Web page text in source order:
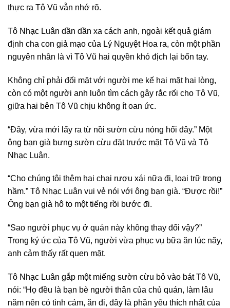
thực ra Tô Vũ vẫn nhớ rõ.
Tô Nhạc Luân dần dần xa cách anh, ngoài kết quả giám
định cha con giả mạo của Lý Nguyệt Hoa ra, còn một phần
nguyên nhân là vì Tô Vũ hai quyền khó địch lại bốn tay.
Không chỉ phải đối mặt với người mẹ kế hai mặt hai lòng,
còn có một người anh luôn tìm cách gây rắc rối cho Tô Vũ,
giữa hai bên Tô Vũ chịu không ít oan ức.
“Đây, vừa mới lấy ra từ nồi sườn cừu nóng hổi đây.” Một
ông bạn già bưng sườn cừu đặt trước mặt Tô Vũ và Tô
Nhạc Luân.
“Cho chúng tôi thêm hai chai rượu xái nữa đi, loại trữ trong
hầm.” Tô Nhạc Luân vui vẻ nói với ông bạn già. “Được rồi!”
Ông bạn già hô to một tiếng rồi bước đi.
“Sao người phục vụ ở quán này không thay đổi vậy?”
Trong ký ức của Tô Vũ, người vừa phục vụ bữa ăn lúc nãy,
anh cảm thấy rất quen mặt.
Tô Nhạc Luân gắp một miếng sườn cừu bỏ vào bát Tô Vũ,
nói: “Họ đều là bạn bè người thân của chủ quán, làm lâu
năm nên có tình cảm, ăn đi, đây là phần yêu thích nhất của